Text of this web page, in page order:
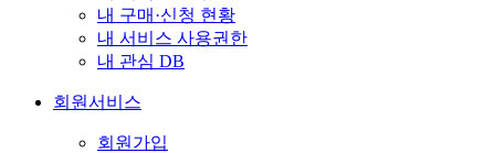
내 구매·신청 현황
내 서비스 사용권한
내 관심 DB
회원서비스
회원가입